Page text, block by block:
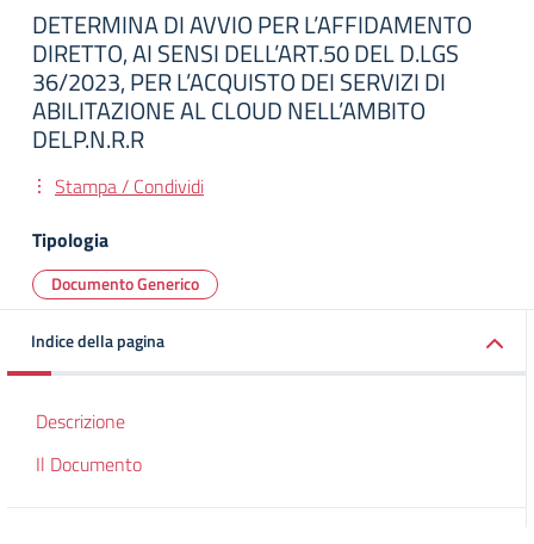
DETERMINA DI AVVIO PER L’AFFIDAMENTO
DIRETTO, AI SENSI DELL’ART.50 DEL D.LGS
36/2023, PER L’ACQUISTO DEI SERVIZI DI
ABILITAZIONE AL CLOUD NELL’AMBITO
DELP.N.R.R
Stampa / Condividi
Tipologia
Documento Generico
Indice della pagina
Descrizione
Il Documento